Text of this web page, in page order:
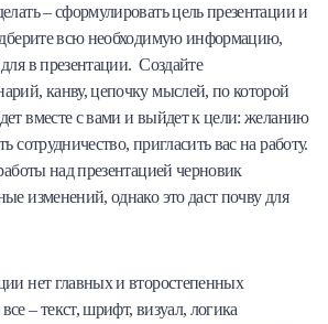
MOBY
кредит
Бизнеса
– сформулировать цель презентации и
всю необходимую информацию,
в презентации. Создайте
канву, цепочку мыслей, по которой
вместе с вами и выйдет к цели: желанию
сотрудничество, пригласить вас на работу.
над презентацией черновик
изменений, однако это даст почву для
нет главных и второстепенных
– текст, шрифт, визуал, логика